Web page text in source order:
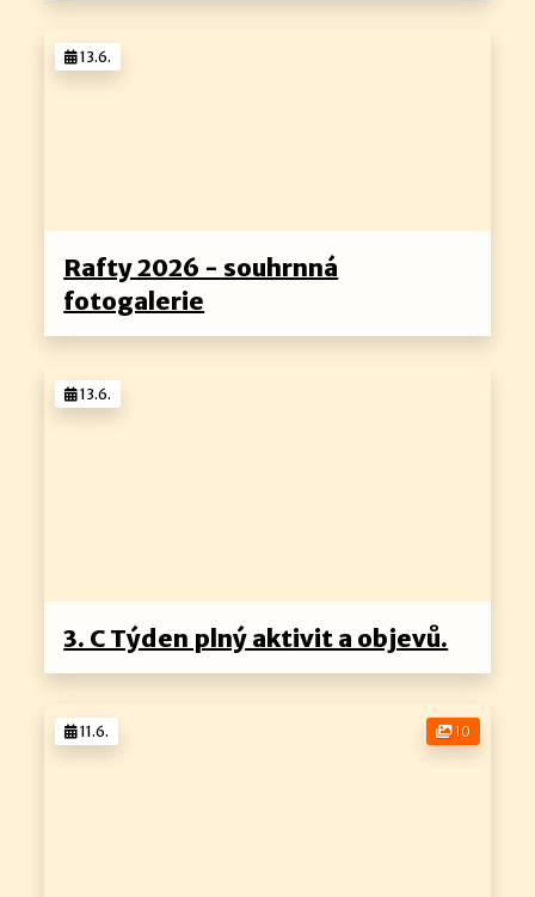
Rafty 2026 - souhrnná
fotogalerie
13.6.
3. C Týden plný aktivit a objevů.
13.6.
10
11.6.